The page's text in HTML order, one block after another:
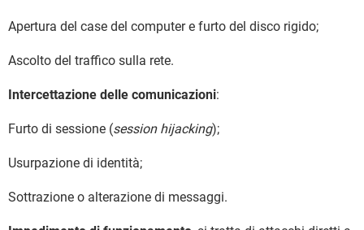
Apertura del case del computer e furto del disco rigido;
Ascolto del traffico sulla rete.
Intercettazione delle comunicazioni:
Furto di sessione (session hijacking);
Usurpazione di identità;
Sottrazione o alterazione di messaggi.